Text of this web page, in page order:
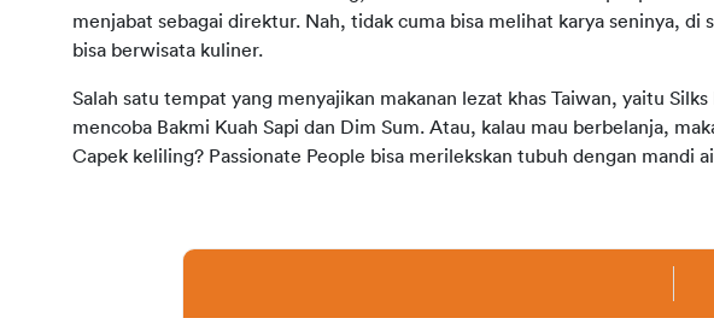
menjabat sebagai direktur. Nah, tidak cuma bisa melihat karya seninya, di
bisa berwisata kuliner.
Salah satu tempat yang menyajikan makanan lezat khas Taiwan, yaitu
mencoba Bakmi Kuah Sapi dan Dim Sum. Atau, kalau mau berbelanja,
Capek keliling? Passionate People bisa merilekskan tubuh dengan mandi